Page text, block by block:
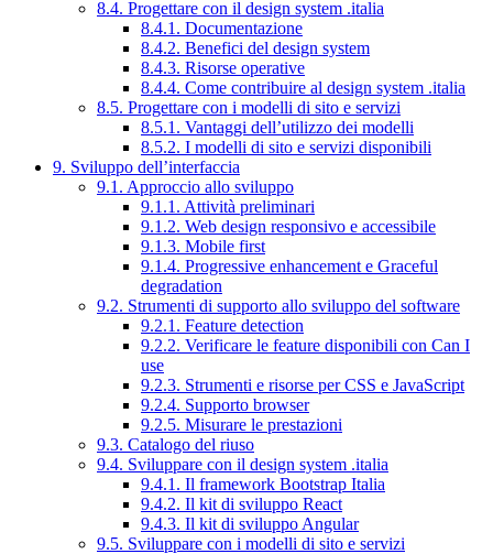
8.4. Progettare con il design system .italia
8.4.1. Documentazione
8.4.2. Benefici del design system
8.4.3. Risorse operative
8.4.4. Come contribuire al design system .italia
8.5. Progettare con i modelli di sito e servizi
8.5.1. Vantaggi dell’utilizzo dei modelli
8.5.2. I modelli di sito e servizi disponibili
9. Sviluppo dell’interfaccia
9.1. Approccio allo sviluppo
9.1.1. Attività preliminari
9.1.2. Web design responsivo e accessibile
9.1.3. Mobile first
9.1.4. Progressive enhancement e Graceful
degradation
9.2. Strumenti di supporto allo sviluppo del software
9.2.1. Feature detection
9.2.2. Verificare le feature disponibili con Can I
use
9.2.3. Strumenti e risorse per CSS e JavaScript
9.2.4. Supporto browser
9.2.5. Misurare le prestazioni
9.3. Catalogo del riuso
9.4. Sviluppare con il design system .italia
9.4.1. Il framework Bootstrap Italia
9.4.2. Il kit di sviluppo React
9.4.3. Il kit di sviluppo Angular
9.5. Sviluppare con i modelli di sito e servizi